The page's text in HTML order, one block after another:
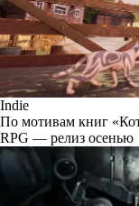
Indie
По мотивам книг
RPG — релиз осенью